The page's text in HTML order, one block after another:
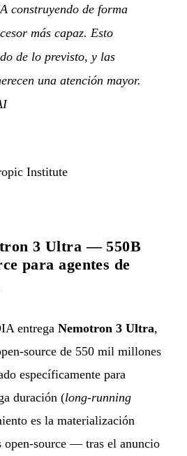
construyendo de forma
más capaz. Esto
de lo previsto, y las
una atención mayor.
Institute
3 Ultra — 550B
para agentes de
entrega Nemotron 3 Ultra,
source de 550 mil millones
específicamente para
duración (long-running
es la materialización
open-source — tras el anuncio